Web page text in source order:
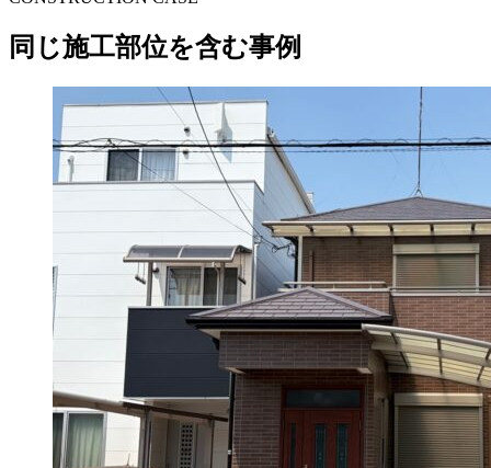
同じ施工部位を含む事例